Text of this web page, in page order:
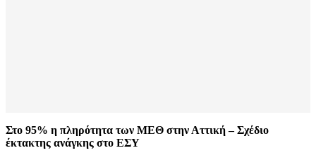
Στο 95% η πληρότητα των ΜΕΘ στην Αττική – Σχέδιο
έκτακτης ανάγκης στο ΕΣΥ